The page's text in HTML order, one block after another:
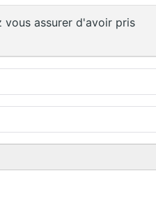
vous assurer d'avoir pris